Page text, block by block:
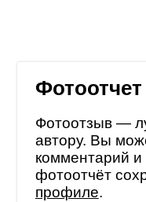
Фотоотчет
Фотоотзыв —
автору. Вы
комментарий и
фотоотчёт
профиле.